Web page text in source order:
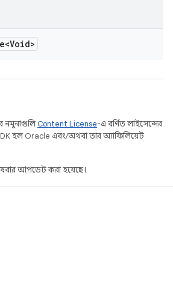
নমুনাগুলিContent License-এ বর্ণিত লাইসেন্সের
হল Oracle এবং/অথবা তার অ্যাফিলিয়েট
আপডেট করা হয়েছে।